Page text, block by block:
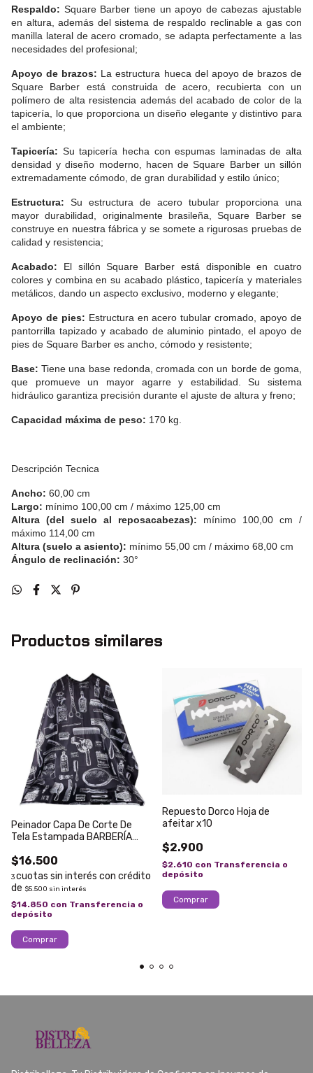
Respaldo: Square Barber tiene un apoyo de cabezas ajustable
en altura, además del sistema de respaldo reclinable a gas con
manilla lateral de acero cromado, se adapta perfectamente a las
necesidades del profesional;
Apoyo de brazos: La estructura hueca del apoyo de brazos de
Square Barber está construida de acero, recubierta con un
polímero de alta resistencia además del acabado de color de la
tapicería, lo que proporciona un diseño elegante y distintivo para
el ambiente;
Tapicería: Su tapicería hecha con espumas laminadas de alta
densidad y diseño moderno, hacen de Square Barber un sillón
extremadamente cómodo, de gran durabilidad y estilo único;
Estructura: Su estructura de acero tubular proporciona una
mayor durabilidad, originalmente brasileña, Square Barber se
construye en nuestra fábrica y se somete a rigurosas pruebas de
calidad y resistencia;
Acabado: El sillón Square Barber está disponible en cuatro
colores y combina en su acabado plástico, tapicería y materiales
metálicos, dando un aspecto exclusivo, moderno y elegante;
Apoyo de pies: Estructura en acero tubular cromado, apoyo de
pantorrilla tapizado y acabado de aluminio pintado, el apoyo de
pies de Square Barber es ancho, cómodo y resistente;
Base: Tiene una base redonda, cromada con un borde de goma,
que promueve un mayor agarre y estabilidad. Su sistema
hidráulico garantiza precisión durante el ajuste de altura y freno;
Capacidad máxima de peso: 170 kg.
Descripción Tecnica
Ancho: 60,00 cm
Largo: mínimo 100,00 cm / máximo 125,00 cm
Altura (del suelo al reposacabezas): mínimo 100,00 cm /
máximo 114,00 cm
Altura (suelo a asiento): mínimo 55,00 cm / máximo 68,00 cm
Ángulo de reclinación: 30°
Productos similares
Peinador Capa De Corte De
Tela Estampada BARBERÍA
$16.500
3
$5.500 sin interés
$14.850 con Transferencia o
depósito
Repuesto Dorco Hoja de
afeitar x10
$2.900
$2.610 con Transferencia o
depósito